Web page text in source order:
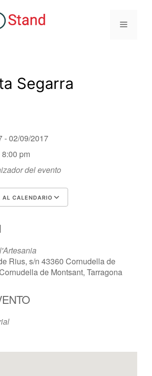
Menú
Segarra
- 02/09/2017
pm
del evento
AL CALENDARIO
Rius, s/n 43360 Cornudella de
de Montsant, Tarragona